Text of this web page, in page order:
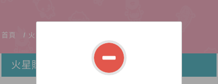
首頁 火星購物站
火星購物站